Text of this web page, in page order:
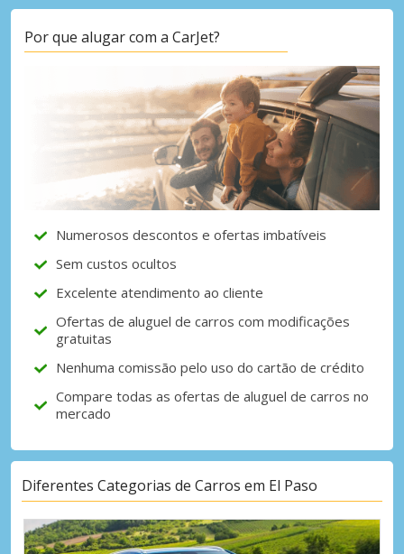
Por que alugar com a CarJet?
Numerosos descontos e ofertas imbatíveis
Sem custos ocultos
Excelente atendimento ao cliente
Ofertas de aluguel de carros com modificações
gratuitas
Nenhuma comissão pelo uso do cartão de crédito
Compare todas as ofertas de aluguel de carros no
mercado
Diferentes Categorias de Carros em El Paso